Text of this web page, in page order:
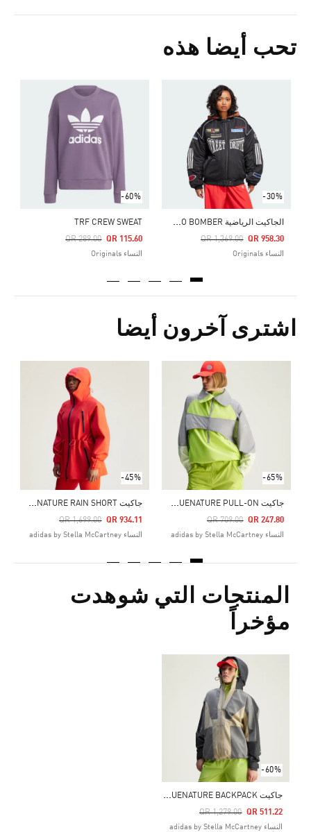
تحب أيضا هذه
-30%
ا
لجاكيت الرياضية RASANT MOTO BOMBER
Price Reduced From
QR 1,369.00
To QR 958.30
النساء Originals
-60%
TRF CREW SWEAT
Price Reduced From
QR 289.00
To QR 115.60
النساء Originals
Price Reduced From
اشترى آخرون أيضا
-65%
ج
اكيت ADIDAS BY STELLA MCCARTNEY TRUENATURE PULL-ON
Price Reduced From
QR 709.00
To QR 247.80
النساء adidas by Stella McCartney
-45%
ج
اكيت ADIDAS BY STELLA MCCARTNEY TRUENATURE RAIN SHORT
Price Reduced From
QR 1,699.00
To QR 934.11
النساء adidas by Stella McCartney
Price Reduced From
المنتجات التي شوهدت
مؤخراً
-60%
ج
اكيت ADIDAS BY STELLA MCCARTNEY TRUENATURE BACKPACK
Price Reduced From
QR 1,279.00
To QR 511.22
النساء adidas by Stella McCartney